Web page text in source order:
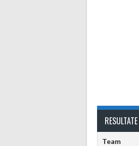
RESULTATE
Team